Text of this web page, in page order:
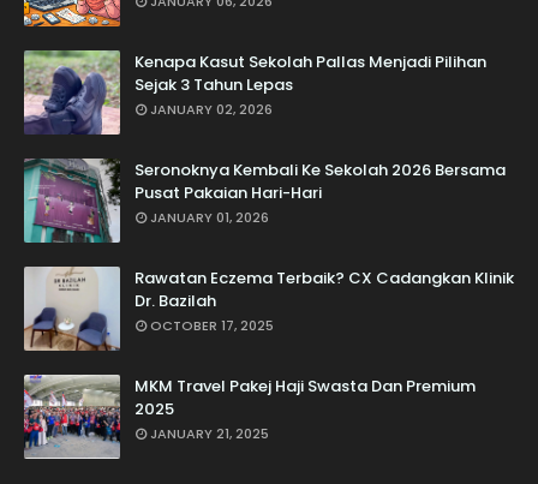
Kenapa Kasut Sekolah Pallas Menjadi Pilihan
Sejak 3 Tahun Lepas
JANUARY 02, 2026
Seronoknya Kembali Ke Sekolah 2026 Bersama
Pusat Pakaian Hari-Hari
JANUARY 01, 2026
Rawatan Eczema Terbaik? CX Cadangkan Klinik
Dr. Bazilah
OCTOBER 17, 2025
MKM Travel Pakej Haji Swasta Dan Premium
2025
JANUARY 21, 2025